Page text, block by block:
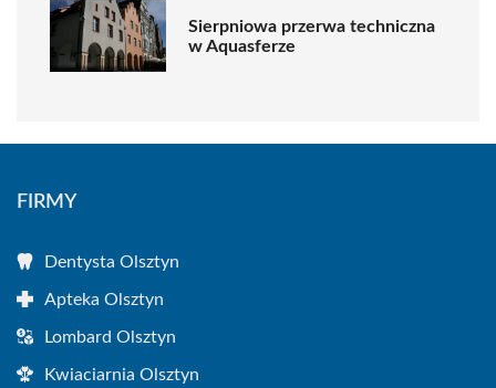
Sierpniowa przerwa techniczna
w Aquasferze
FIRMY
Dentysta Olsztyn
Apteka Olsztyn
Lombard Olsztyn
Kwiaciarnia Olsztyn